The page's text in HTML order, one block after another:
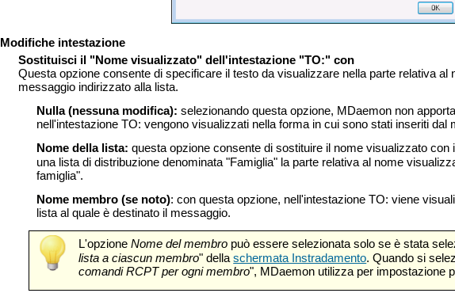
Modifiche intestazione
Sostituisci il "Nome visualizzato" dell'intestazione "TO:" con
Questa opzione consente di specificare il testo da visualizzare nella parte relativa
messaggio indirizzato alla lista.
Nulla (nessuna modifica): selezionando questa opzione, MDaemon non
nell'intestazione TO: vengono visualizzati nella forma in cui sono stati inseriti dal
Nome della lista: questa opzione consente di sostituire il nome visualizzato
una lista di distribuzione denominata "Famiglia" la parte relativa al nome
famiglia".
Nome membro (se noto): con questa opzione, nell'intestazione TO: viene
lista al quale è destinato il messaggio.
L'opzioneNome del membro può essere selezionata solo se è stata
lista a ciascun membro" dellaschermata Instradamento. Quando si
comandi RCPT per ogni membro", MDaemon utilizza per impostazione